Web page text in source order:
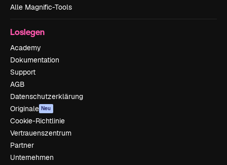
Alle Magnific-Tools
Loslegen
Academy
Dokumentation
Support
AGB
Datenschutzerklärung
Originale Neu
Cookie-Richtlinie
Vertrauenszentrum
Partner
Unternehmen